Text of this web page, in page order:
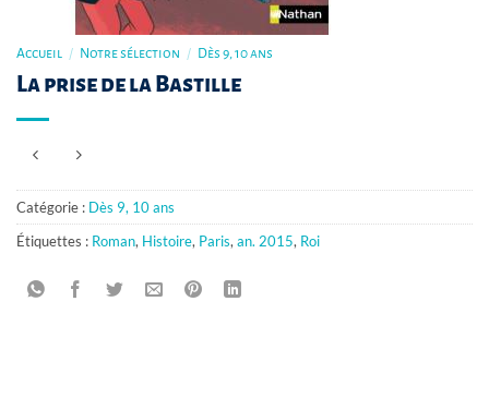
Accueil / Notre sélection / Dès 9, 10 ans
La prise de la Bastille
Catégorie : Dès 9, 10 ans
Étiquettes : Roman, Histoire, Paris,an. 2015, Roi